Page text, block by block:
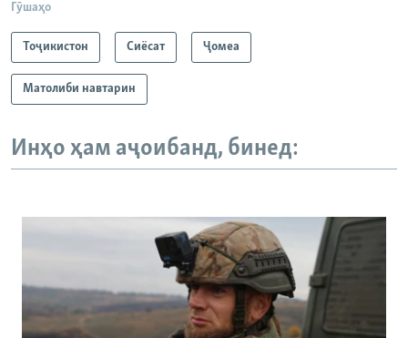
Гӯшаҳо
Тоҷикистон Сиёсат Ҷомeа
Матолиби навтарин
Инҳо ҳам аҷоибанд, бинед: